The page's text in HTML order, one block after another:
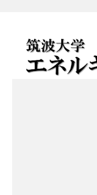
エネル
Energy